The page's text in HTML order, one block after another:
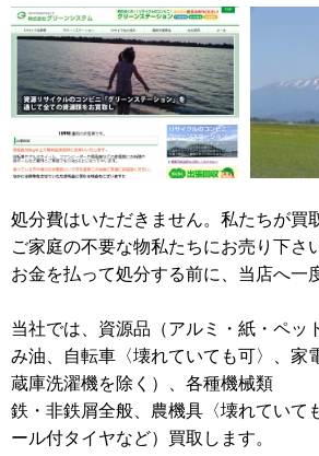
処分費はいただきません。私たちが買
ご家庭の不要な物私たちにお売り下さ
お金を払って処分する前に、当店へ一
当社では、資源品（アルミ・紙・ペッ
み油、自転車〈壊れていても可〉、家
蔵庫洗濯機を除く）、各種機械類
鉄・非鉄屑全般、農機具〈壊れていて
ール付タイヤなど）買取します。